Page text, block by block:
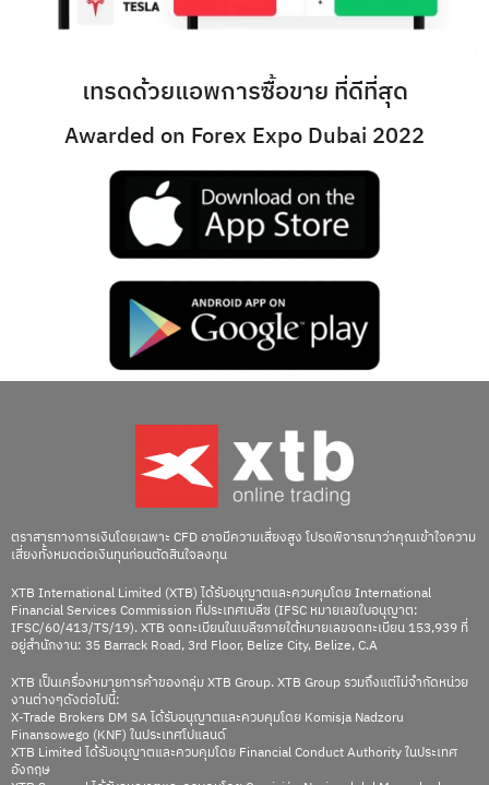
เทรดด้วยแอพการซื้อขาย ที่ดีที่สุด
Awarded on Forex Expo Dubai 2022
ตราสารทางการเงินโดยเฉพาะ CFD อาจมีความเสี่ยงสูง โปรดพิจารณาว่าคุณเข้าใจความ
เสี่ยงทั้งหมดต่อเงินทุนก่อนตัดสินใจลงทุน
XTB International Limited (XTB) ได้รับอนุญาตและควบคุมโดย International
Financial Services Commission ที่ประเทศเบลีซ (IFSC หมายเลขใบอนุญาต:
IFSC/60/413/TS/19). XTB จดทะเบียนในเบลีซภายใต้หมายเลขจดทะเบียน 153,939 ที่
อยู่สำนักงาน: 35 Barrack Road, 3rd Floor, Belize City, Belize, C.A
XTB เป็นเครื่องหมายการค้าของกลุ่ม XTB Group. XTB Group รวมถึงแต่ไม่จำกัดหน่วย
งานต่างๆดังต่อไปนี้:
X-Trade Brokers DM SA ได้รับอนุญาตและควบคุมโดย Komisja Nadzoru
Finansowego (KNF) ในประเทศโปแลนด์
XTB Limited ได้รับอนุญาตและควบคุมโดย Financial Conduct Authority ในประเทศ
อังกฤษ